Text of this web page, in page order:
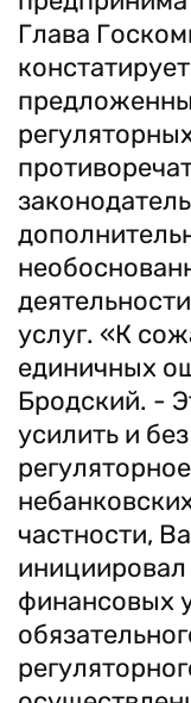
Глава
услуг. «К
единичных
Бродский. -
усилить и
частности,
финансовых